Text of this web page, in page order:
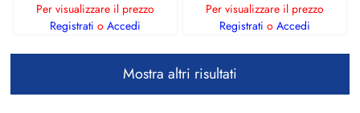
Per visualizzare il prezzo
Registrati o Accedi
Per visualizzare il prezzo
Registrati o Accedi
Mostra altri risultati